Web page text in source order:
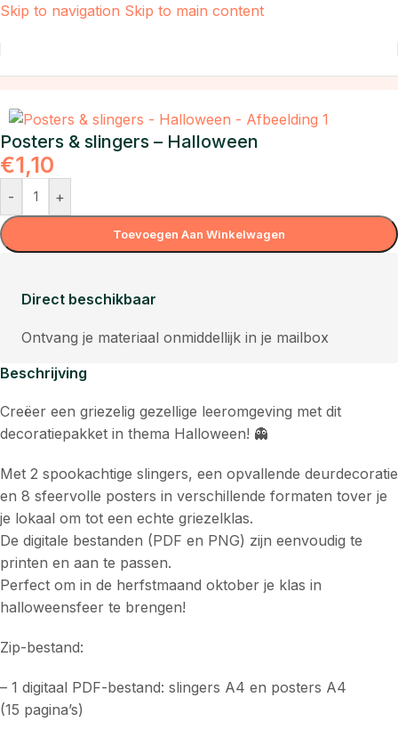
Skip to navigation Skip to main content
Posters & slingers – Halloween
€1,10
- +
Toevoegen Aan Winkelwagen
Direct beschikbaar
Ontvang je materiaal onmiddellijk in je mailbox
Beschrijving
Creëer een griezelig gezellige leeromgeving met dit
decoratiepakket in thema Halloween! 👻
Met 2 spookachtige slingers, een opvallende deurdecoratie
en 8 sfeervolle posters in verschillende formaten tover je
je lokaal om tot een echte griezelklas.
De digitale bestanden (PDF en PNG) zijn eenvoudig te
printen en aan te passen.
Perfect om in de herfstmaand oktober je klas in
halloweensfeer te brengen!
Zip-bestand:
– 1 digitaal PDF-bestand: slingers A4 en posters A4
(15 pagina’s)